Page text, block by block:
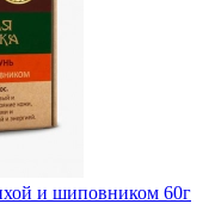
и шиповником 60г